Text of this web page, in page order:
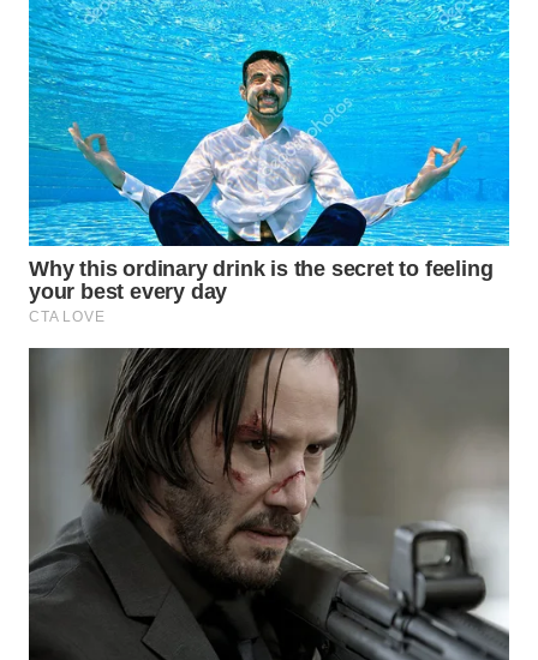
SUMEDANG
WN
CIANJUR
WN
KEPULAUAN
SERIBU
WN
TANGERANG
WN
CIREBON
WN
INDRAMAYU